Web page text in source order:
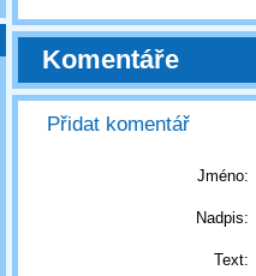
Komentáře
Přidat komentář
Jméno:
Nadpis:
Text: